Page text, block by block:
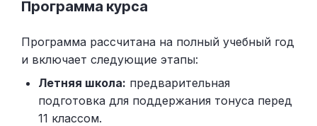
Программа курса
Программа рассчитана на полный учебный год
и включает следующие этапы:
Летняя школа: предварительная
подготовка для поддержания тонуса перед
11 классом.